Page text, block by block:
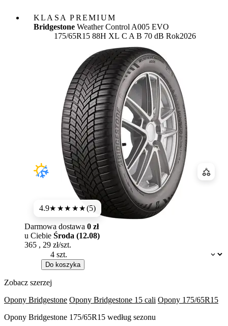
KLASA PREMIUM
Bridgestone Weather Control A005 EVO
175/65R15 88H XL Etykieta:
C A B 70 dB Rok2026
4.9★★★★★(5)
Dostępność:
Darmowa dostawa 0 zł
u Ciebie Środa (12.08)
365 , 29 zł/szt.
Do koszyka
Zobacz szerzej
Opony Bridgestone Opony Bridgestone 15 cali Opony 175/65R15
Opony Bridgestone 175/65R15 według sezonu